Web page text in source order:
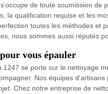
de toute soumission
la qualification requise et les
toutes les méthodes et
nous sommes aussi réputés
vous épauler
se porte sur le nettoyage
Nos équipes
Chez notre entreprise de